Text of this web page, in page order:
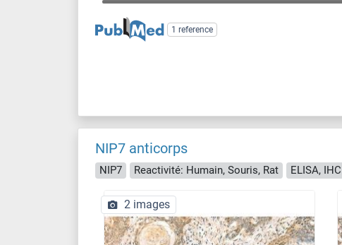
1 reference
NIP7 anticorps
NIP7 Reactivité: Humain, Souris, Rat ELISA, IHC
2 images